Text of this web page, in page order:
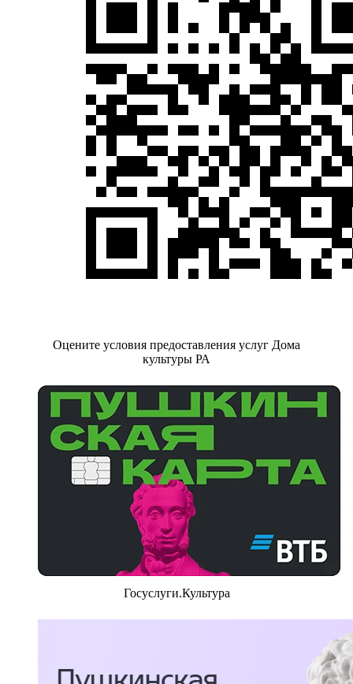
Оцените условия предоставления услуг Дома
культуры РА
Госуслуги.Культура